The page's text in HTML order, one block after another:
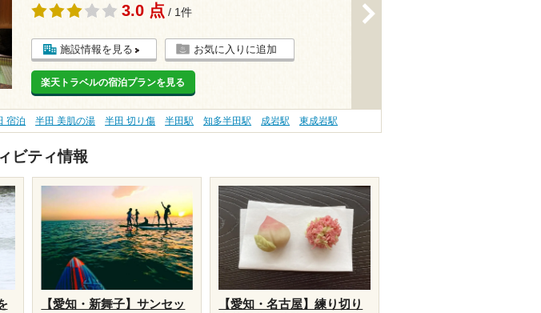
3.0 点 / 1件
施設情報を見る お気に入りに追加
楽天トラベルの宿泊プランを見る
宿泊 半田 美肌の湯 半田 切り傷 半田駅 知多半田駅 成岩駅 東成岩駅
ビティ情報
【愛知・新舞子】サンセッ
【愛知・名古屋】練り切り